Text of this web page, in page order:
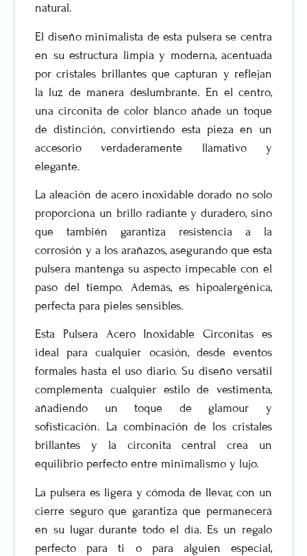
natural.
El diseño minimalista de esta pulsera se centra
en su estructura limpia y moderna, acentuada
por cristales brillantes que capturan y reflejan
la luz de manera deslumbrante. En el centro,
una circonita de color blanco añade un toque
de distinción, convirtiendo esta pieza en un
accesorio verdaderamente llamativo y
elegante.
La aleación de acero inoxidable dorado no solo
proporciona un brillo radiante y duradero, sino
que también garantiza resistencia a la
corrosión y a los arañazos, asegurando que esta
pulsera mantenga su aspecto impecable con el
paso del tiempo. Además, es hipoalergénica,
perfecta para pieles sensibles.
Esta Pulsera Acero Inoxidable Circonitas es
ideal para cualquier ocasión, desde eventos
formales hasta el uso diario. Su diseño versátil
complementa cualquier estilo de vestimenta,
añadiendo un toque de glamour y
sofisticación. La combinación de los cristales
brillantes y la circonita central crea un
equilibrio perfecto entre minimalismo y lujo.
La pulsera es ligera y cómoda de llevar, con un
cierre seguro que garantiza que permanecerá
en su lugar durante todo el día. Es un regalo
perfecto para ti o para alguien especial,